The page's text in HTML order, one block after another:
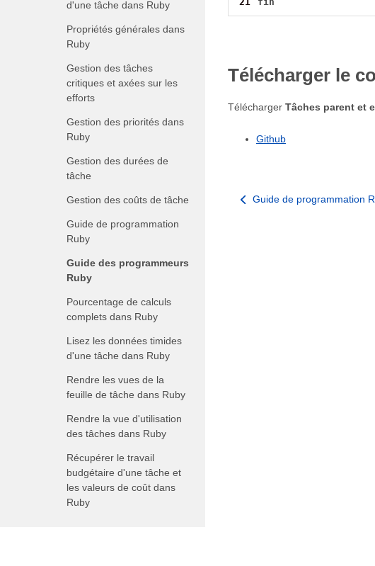
d'une tâche dans Ruby
Propriétés générales dans
Ruby
Gestion des tâches
critiques et axées sur les
efforts
Gestion des priorités dans
Ruby
Gestion des durées de
tâche
Gestion des coûts de tâche
Guide de programmation
Ruby
Guide des programmeurs
Ruby
Pourcentage de calculs
complets dans Ruby
Lisez les données timides
d'une tâche dans Ruby
Rendre les vues de la
feuille de tâche dans Ruby
Rendre la vue d'utilisation
des tâches dans Ruby
Récupérer le travail
budgétaire d'une tâche et
les valeurs de coût dans
Ruby
Télécharger le
Télécharger Tâches parent et
Github
Guide de programmation